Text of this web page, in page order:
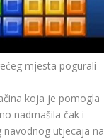
mjesta pogurali
koja je pomogla
nadmašila čak i
navodnog utjecaja na